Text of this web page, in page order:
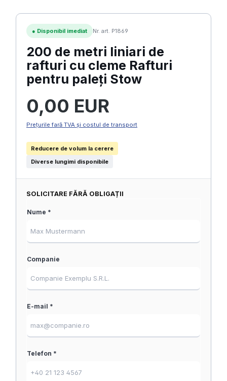
● Disponibil imediat Nr. art. P1869
200 de metri liniari de
rafturi cu cleme Rafturi
pentru paleți Stow
0,00 EUR
Prețurile fară TVA și costul de transport
Reducere de volum la cerere
Diverse lungimi disponibile
SOLICITARE FĂRĂ OBLIGAȚII
Nume *
Companie
E-mail *
Telefon *